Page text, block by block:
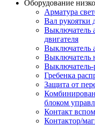
Оборудование
Арматура
Вал рукоятки
Выключатель
двигателя
Выключатель
Выключатель
Выключатель-
Гребенка
Защита от
блоком
Контакт
Контактор/